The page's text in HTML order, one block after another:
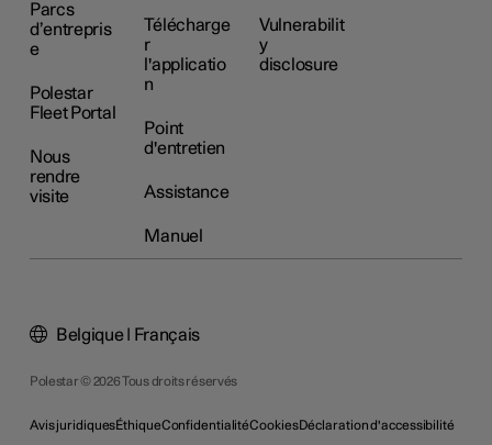
Parcs
d’entrepris
e
Polestar
Fleet Portal
Nous
rendre
visite
Télécharge
r
l'applicatio
n
Point
d'entretien
Assistance
Manuel
Vulnerabilit
y
disclosure
Polestar © 2026 Tous droits réservés
Avis juridiquesÉthiqueConfidentialitéCookiesDéclaration d'accessibilité
Belgique | Français